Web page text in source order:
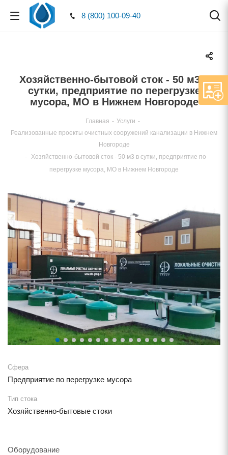
8 (800) 100-09-40
Хозяйственно-бытовой сток - 50 м3
сутки, предприятие по перегрузке
мусора, МО в Нижнем Новгороде
Главная - Услуги -
Реализованные проекты очистных сооружений канализации в Нижнем
Новгороде
-
Хозяйственно-бытовой сток - 50 м3 в сутки, предприятие по
перегрузке мусора, МО в Нижнем Новгороде
Сфера
Предприятие по перегрузке мусора
Тип стока
Хозяйственно-бытовые стоки
Оборудование